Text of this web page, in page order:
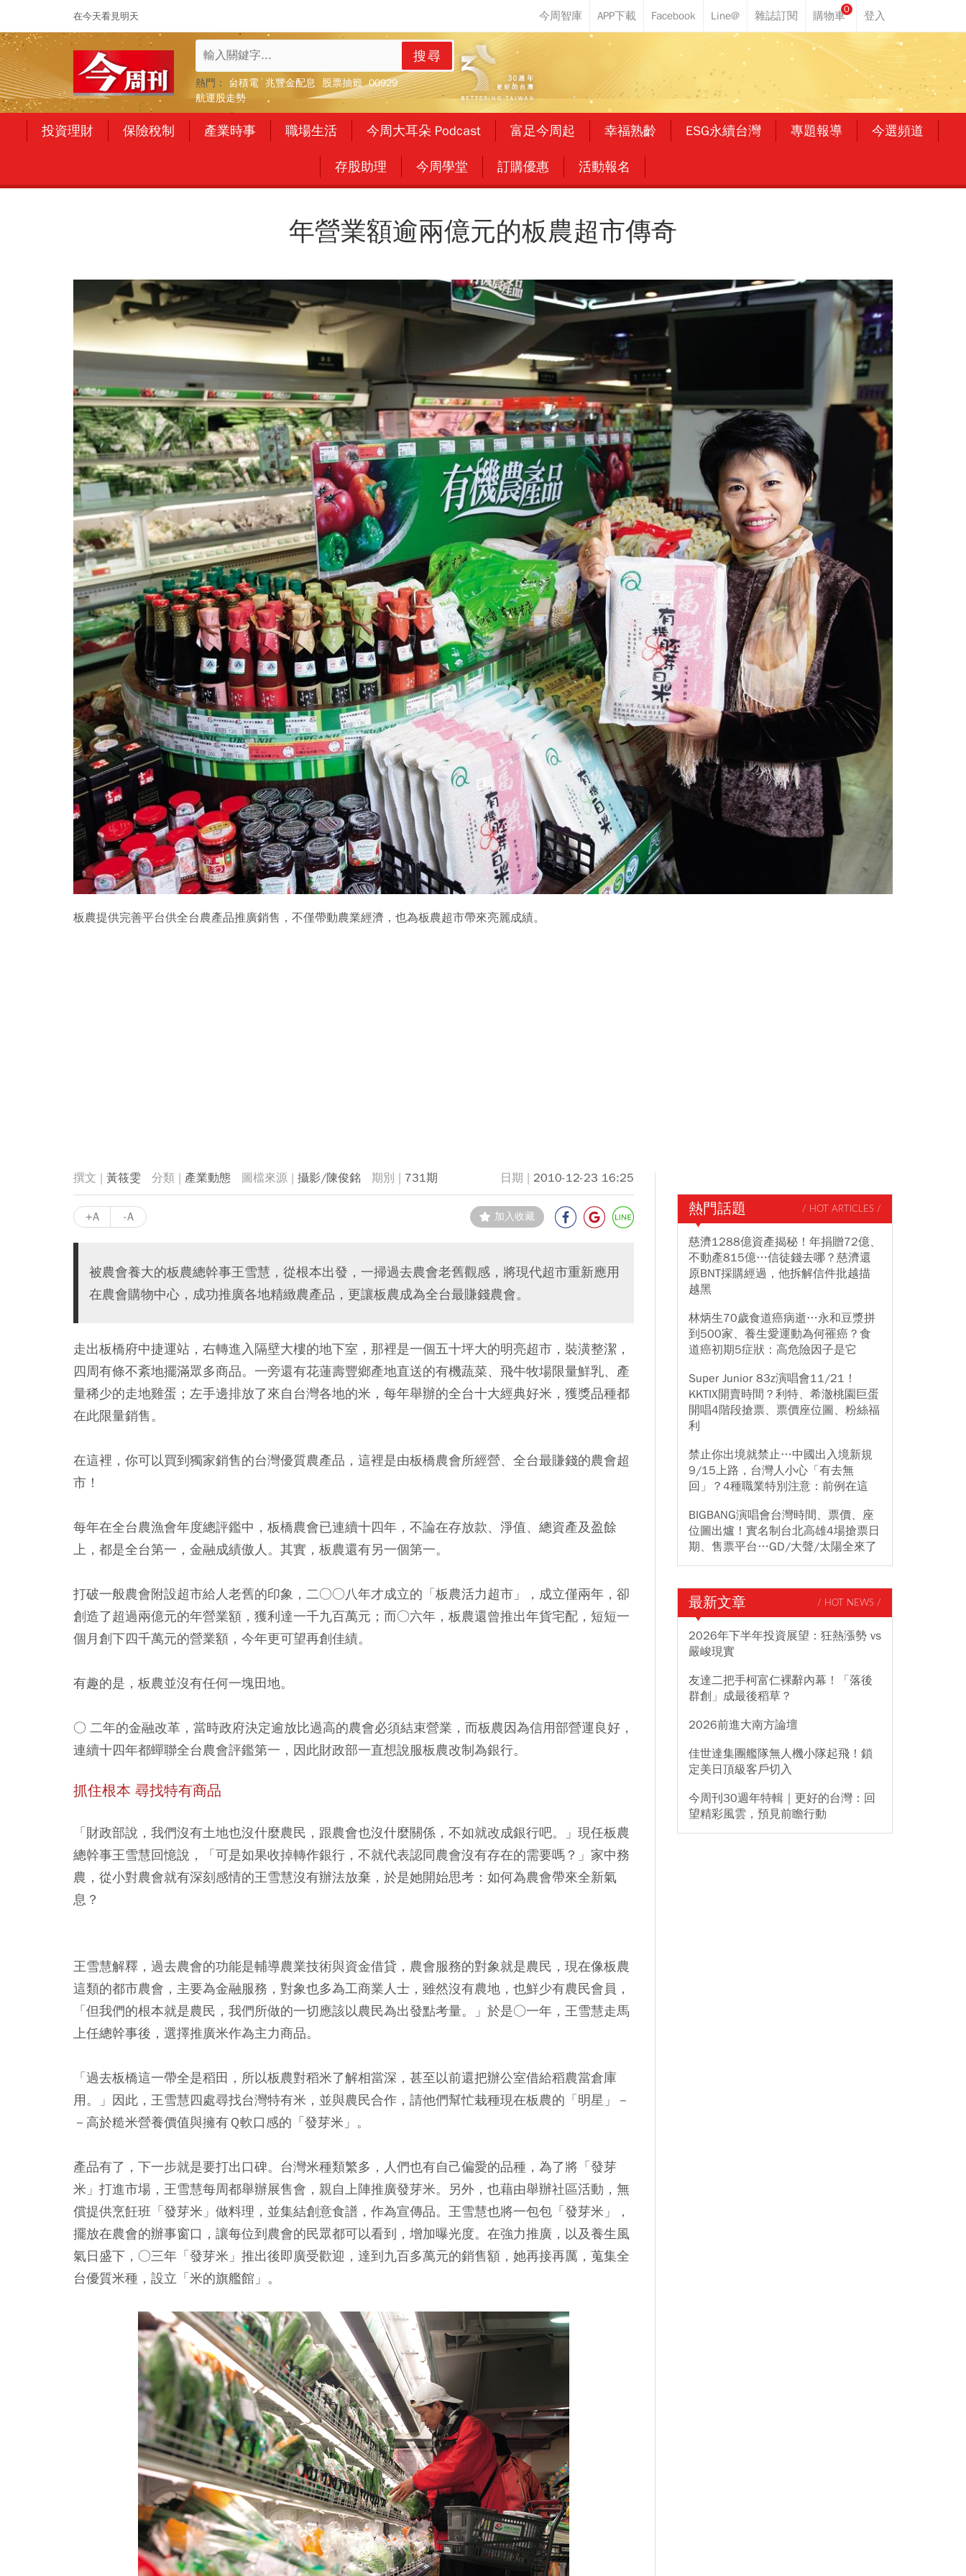
在今天看見明天
0
搜尋
熱門： 台積電 兆豐金配息 股票抽籤 00929
航運股走勢
投資理財 保險稅制 產業時事 職場生活 今周大耳朵 Podcast 富足今周起 幸福熟齡 ESG永續台灣 專題報導 今選頻道
存股助理 今周學堂 訂購優惠 活動報名
年營業額逾兩億元的板農超市傳奇
板農提供完善平台供全台農產品推廣銷售，不僅帶動農業經濟，也為板農超市帶來亮麗成績。
黃筱雯 產業動態 攝影/陳俊銘 731期 2010-12-23 16:25
+A -A 加入收藏
被農會養大的板農總幹事王雪慧，從根本出發，一掃過去農會老舊觀感，將現代超市重新應用
在農會購物中心，成功推廣各地精緻農產品，更讓板農成為全台最賺錢農會。
走出板橋府中捷運站，右轉進入隔壁大樓的地下室，那裡是一個五十坪大的明亮超市，裝潢整潔，
四周有條不紊地擺滿眾多商品。一旁還有花蓮壽豐鄉產地直送的有機蔬菜、飛牛牧場限量鮮乳、產
量稀少的走地雞蛋；左手邊排放了來自台灣各地的米，每年舉辦的全台十大經典好米，獲獎品種都
在此限量銷售。
在這裡，你可以買到獨家銷售的台灣優質農產品，這裡是由板橋農會所經營、全台最賺錢的農會超
市！
每年在全台農漁會年度總評鑑中，板橋農會已連續十四年，不論在存放款、淨值、總資產及盈餘
上，都是全台第一，金融成績傲人。其實，板農還有另一個第一。
打破一般農會附設超市給人老舊的印象，二○○八年才成立的「板農活力超市」，成立僅兩年，卻
創造了超過兩億元的年營業額，獲利達一千九百萬元；而○六年，板農還曾推出年貨宅配，短短一
個月創下四千萬元的營業額，今年更可望再創佳績。
有趣的是，板農並沒有任何一塊田地。
○ 二年的金融改革，當時政府決定逾放比過高的農會必須結束營業，而板農因為信用部營運良好，
連續十四年都蟬聯全台農會評鑑第一，因此財政部一直想說服板農改制為銀行。
抓住根本 尋找特有商品
「財政部說，我們沒有土地也沒什麼農民，跟農會也沒什麼關係，不如就改成銀行吧。」現任板農
總幹事王雪慧回憶說，「可是如果收掉轉作銀行，不就代表認同農會沒有存在的需要嗎？」家中務
農，從小對農會就有深刻感情的王雪慧沒有辦法放棄，於是她開始思考：如何為農會帶來全新氣
息？
王雪慧解釋，過去農會的功能是輔導農業技術與資金借貸，農會服務的對象就是農民，現在像板農
這類的都市農會，主要為金融服務，對象也多為工商業人士，雖然沒有農地，也鮮少有農民會員，
「但我們的根本就是農民，我們所做的一切應該以農民為出發點考量。」於是○一年，王雪慧走馬
上任總幹事後，選擇推廣米作為主力商品。
「過去板橋這一帶全是稻田，所以板農對稻米了解相當深，甚至以前還把辦公室借給稻農當倉庫
用。」因此，王雪慧四處尋找台灣特有米，並與農民合作，請他們幫忙栽種現在板農的「明星」－
－高於糙米營養價值與擁有Ｑ軟口感的「發芽米」。
產品有了，下一步就是要打出口碑。台灣米種類繁多，人們也有自己偏愛的品種，為了將「發芽
米」打進市場，王雪慧每周都舉辦展售會，親自上陣推廣發芽米。另外，也藉由舉辦社區活動，無
償提供烹飪班「發芽米」做料理，並集結創意食譜，作為宣傳品。王雪慧也將一包包「發芽米」，
擺放在農會的辦事窗口，讓每位到農會的民眾都可以看到，增加曝光度。在強力推廣，以及養生風
氣日盛下，○三年「發芽米」推出後即廣受歡迎，達到九百多萬元的銷售額，她再接再厲，蒐集全
台優質米種，設立「米的旗艦館」。
熱門話題 / HOT ARTICLES /
慈濟1288億資產揭秘！年捐贈72億、
不動產815億…信徒錢去哪？慈濟還
原BNT採購經過，他拆解信件批越描
越黑
林炳生70歲食道癌病逝…永和豆漿拼
到500家、養生愛運動為何罹癌？食
道癌初期5症狀：高危險因子是它
Super Junior 83z演唱會11/21！
KKTIX開賣時間？利特、希澈桃園巨蛋
開唱4階段搶票、票價座位圖、粉絲福
利
禁止你出境就禁止…中國出入境新規
9/15上路，台灣人小心「有去無
回」？4種職業特別注意：前例在這
BIGBANG演唱會台灣時間、票價、座
位圖出爐！實名制台北高雄4場搶票日
期、售票平台…GD/大聲/太陽全來了
最新文章 / HOT NEWS /
2026年下半年投資展望：狂熱漲勢 vs
嚴峻現實
友達二把手柯富仁裸辭內幕！「落後
群創」成最後稻草？
2026前進大南方論壇
佳世達集團艦隊無人機小隊起飛！鎖
定美日頂級客戶切入
今周刊30週年特輯｜更好的台灣：回
望精彩風雲，預見前瞻行動